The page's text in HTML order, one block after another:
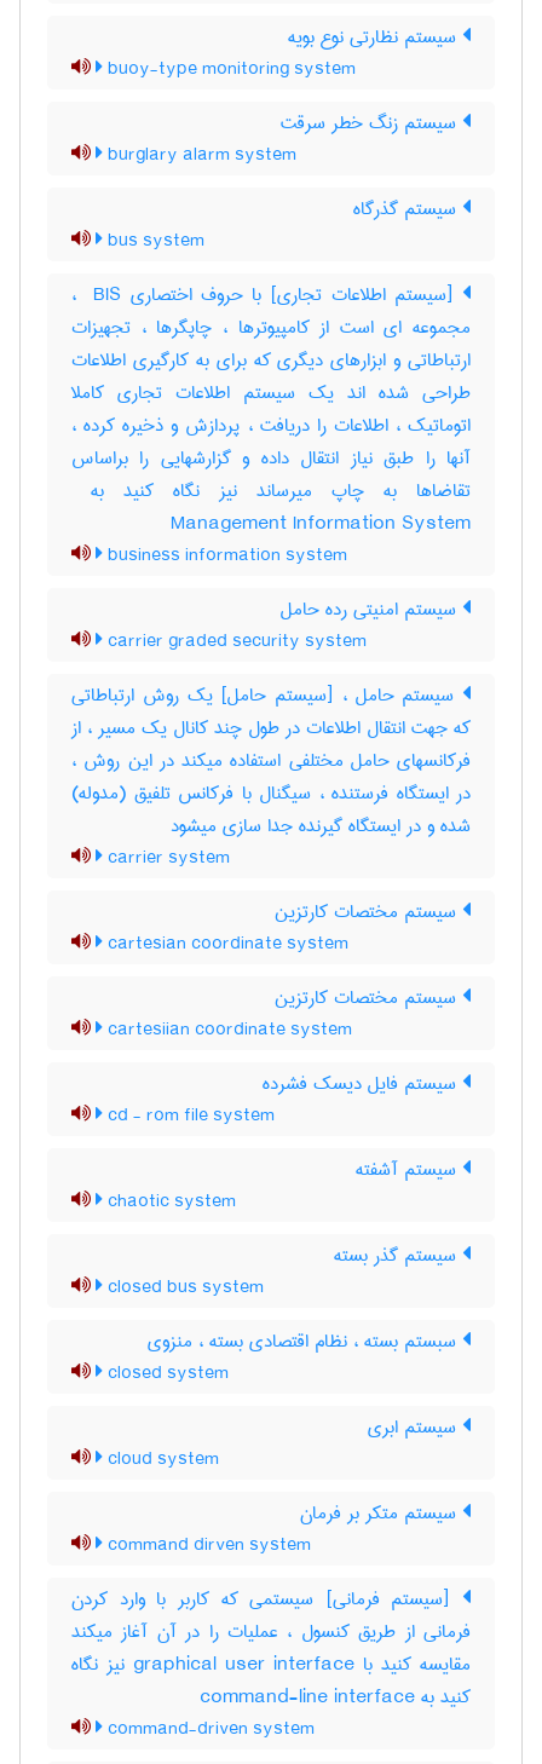
سیستم نظارتی نوع بویه
buoy-type monitoring system
سیستم زنگ خطر سرقت
burglary alarm system
سیستم گذرگاه
bus system
[سیستم اطلاعات تجاری] با حروف اختصاری ‎ BIS ،
مجموعه ای است از کامپیوترها ، چاپگرها ، تجهیزات
ارتباطاتی و ابزارهای دیگری که برای به کارگیری اطلاعات
طراحی شده اند یک سیستم اطلاعات تجاری کاملا
اتوماتیک ، اطلاعات را دریافت ، پردازش و ذخیره کرده ،
آنها را طبق نیاز انتقال داده و گزارشهایی را براساس
Management Information System
business information system
سیستم امنیتی رده حامل
carrier graded security system
سیستم حامل ، [سیستم حامل] یک روش ارتباطاتی
که جهت انتقال اطلاعات در طول چند کانال یک مسیر ، از
فرکانسهای حامل مختلفی استفاده میکند در این روش ،
در ایستگاه فرستنده ، سیگنال با فرکانس تلفیق (مدوله)
شده و در ایستگاه گیرنده جدا سازی میشود
carrier system
سیستم مختصات کارتزین
cartesian coordinate system
سیستم مختصات کارتزین
cartesiian coordinate system
سیستم فایل دیسک فشرده
cd - rom file system
سیستم آشفته
chaotic system
سیستم گذر بسته
closed bus system
سبستم بسته ، نظام اقتصادی بسته ، منزوی
closed system
سیستم ابری
cloud system
سیستم متکر بر فرمان
command dirven system
[سیستم فرمانی] سیستمی که کاربر با وارد کردن
فرمانی از طریق کنسول ، عملیات را در آن آغاز میکند
مقایسه کنید با ‎graphical user interface نیز نگاه
کنید به ‎ command-line interface
command-driven system